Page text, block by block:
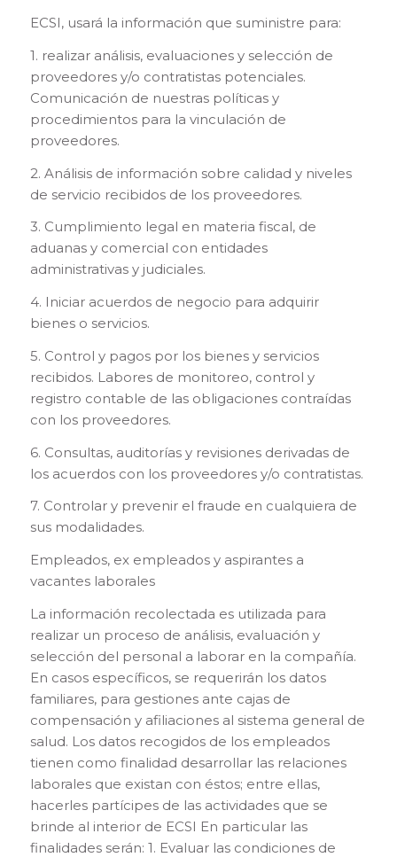
ECSI, usará la información que suministre para:
1. realizar análisis, evaluaciones y selección de
proveedores y/o contratistas potenciales.
Comunicación de nuestras políticas y
procedimientos para la vinculación de
proveedores.
2. Análisis de información sobre calidad y niveles
de servicio recibidos de los proveedores.
3. Cumplimiento legal en materia fiscal, de
aduanas y comercial con entidades
administrativas y judiciales.
4. Iniciar acuerdos de negocio para adquirir
bienes o servicios.
5. Control y pagos por los bienes y servicios
recibidos. Labores de monitoreo, control y
registro contable de las obligaciones contraídas
con los proveedores.
6. Consultas, auditorías y revisiones derivadas de
los acuerdos con los proveedores y/o contratistas.
7. Controlar y prevenir el fraude en cualquiera de
sus modalidades.
Empleados, ex empleados y aspirantes a
vacantes laborales
La información recolectada es utilizada para
realizar un proceso de análisis, evaluación y
selección del personal a laborar en la compañía.
En casos específicos, se requerirán los datos
familiares, para gestiones ante cajas de
compensación y afiliaciones al sistema general de
salud. Los datos recogidos de los empleados
tienen como finalidad desarrollar las relaciones
laborales que existan con éstos; entre ellas,
hacerles partícipes de las actividades que se
brinde al interior de ECSI En particular las
finalidades serán: 1. Evaluar las condiciones de